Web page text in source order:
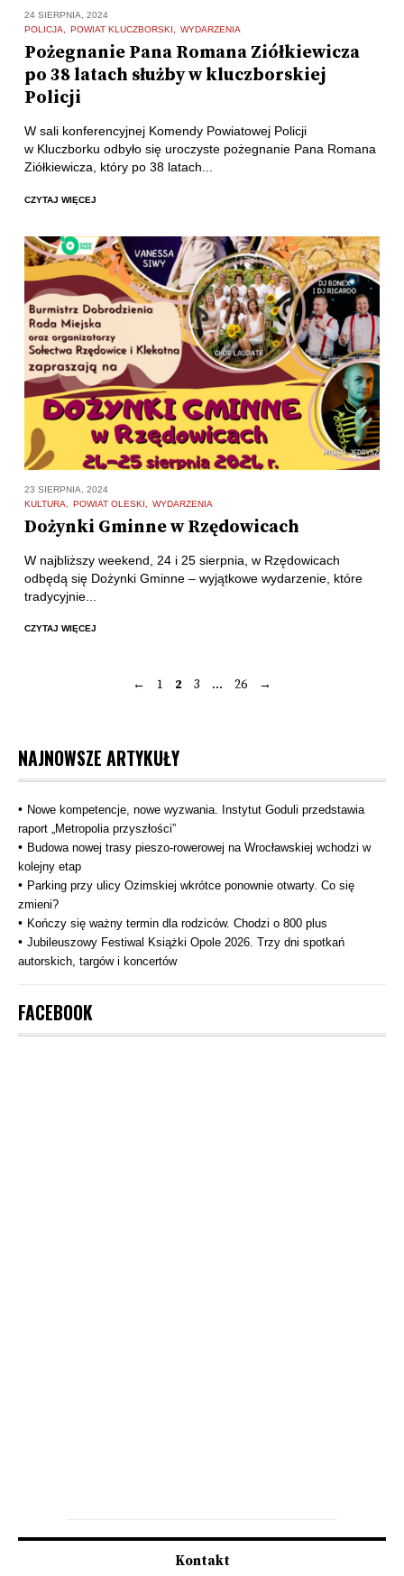
24 SIERPNIA, 2024
POLICJA
POWIAT KLUCZBORSKI WYDARZENIA
Pożegnanie Pana Romana Ziółkiewicza
po 38 latach służby w kluczborskiej
Policji
W sali konferencyjnej Komendy Powiatowej Policji
w Kluczborku odbyło się uroczyste pożegnanie Pana Romana
Ziółkiewicza, który po 38 latach...
CZYTAJ WIĘCEJ
23 SIERPNIA, 2024
KULTURA
POWIAT OLESKI WYDARZENIA
Dożynki Gminne w Rzędowicach
W najbliższy weekend, 24 i 25 sierpnia, w Rzędowicach
odbędą się Dożynki Gminne – wyjątkowe wydarzenie, które
tradycyjnie...
CZYTAJ WIĘCEJ
Stronicowanie
← 1 2 3 … 26 →
NAJNOWSZE ARTYKUŁY
Nowe kompetencje, nowe wyzwania. Instytut Goduli przedstawia
raport „Metropolia przyszłości”
Budowa nowej trasy pieszo‑rowerowej na Wrocławskiej wchodzi w
kolejny etap
Parking przy ulicy Ozimskiej wkrótce ponownie otwarty. Co się
zmieni?
Kończy się ważny termin dla rodziców. Chodzi o 800 plus
Jubileuszowy Festiwal Książki Opole 2026. Trzy dni spotkań
autorskich, targów i koncertów
FACEBOOK
Kontakt